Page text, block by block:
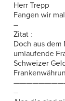
Herr Trepp
Fangen wir
–
Zitat :
Doch aus
umlaufende
Schweizer
–